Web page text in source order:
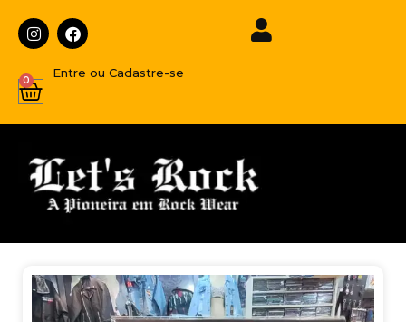
Entre ou Cadastre-se
0